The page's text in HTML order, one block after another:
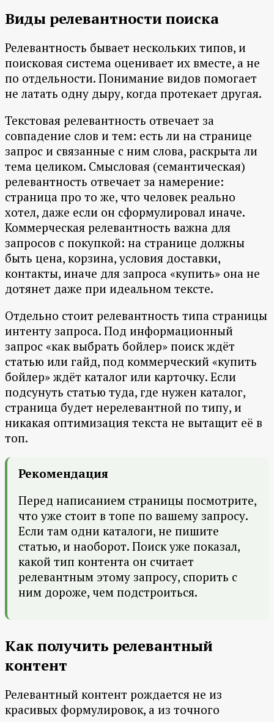
Виды релевантности поиска
Релевантность бывает нескольких типов, и
поисковая система оценивает их вместе, а не
по отдельности. Понимание видов помогает
не латать одну дыру, когда протекает другая.
Текстовая релевантность отвечает за
совпадение слов и тем: есть ли на странице
запрос и связанные с ним слова, раскрыта ли
тема целиком. Смысловая (семантическая)
релевантность отвечает за намерение:
страница про то же, что человек реально
хотел, даже если он сформулировал иначе.
Коммерческая релевантность важна для
запросов с покупкой: на странице должны
быть цена, корзина, условия доставки,
контакты, иначе для запроса «купить» она не
дотянет даже при идеальном тексте.
Отдельно стоит релевантность типа страницы
интенту запроса. Под информационный
запрос «как выбрать бойлер» поиск ждёт
статью или гайд, под коммерческий «купить
бойлер» ждёт каталог или карточку. Если
подсунуть статью туда, где нужен каталог,
страница будет нерелевантной по типу, и
никакая оптимизация текста не вытащит её в
топ.
Рекомендация
Перед написанием страницы посмотрите,
что уже стоит в топе по вашему запросу.
Если там одни каталоги, не пишите
статью, и наоборот. Поиск уже показал,
какой тип контента он считает
релевантным этому запросу, спорить с
ним дороже, чем подстроиться.
Как получить релевантный
контент
Релевантный контент рождается не из
красивых формулировок, а из точного